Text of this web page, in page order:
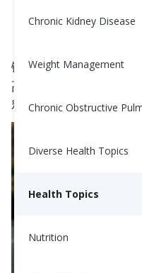
Chronic Kidney Disease
Weight Management
Chronic Obstructive
Diverse Health Topics
Health Topics
Nutrition
Carrie
锻炼可以导致压力激素
高血糖。这些激素对
释放更多的这些激素，